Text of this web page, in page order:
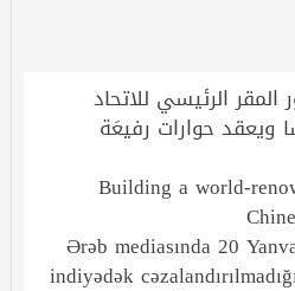
المقر الرئيسي للاتحاد
ويعقد حوارات رفيعَة
Building a world-
Ərəb mediasında 20
indiyədək